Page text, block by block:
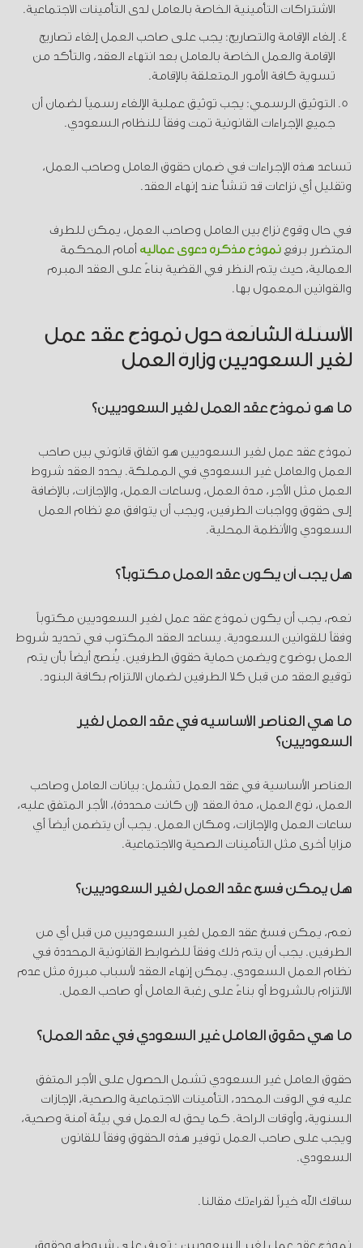
الاشتراكات التأمينية الخاصة بالعامل لدى التأمينات الاجتماعية.
إلغاء الإقامة والتصاريح: يجب على صاحب العمل إلغاء تصاريح
الإقامة والعمل الخاصة بالعامل بعد انتهاء العقد، والتأكد من
تسوية كافة الأمور المتعلقة بالإقامة.
التوثيق الرسمي: يجب توثيق عملية الإلغاء رسمياً لضمان أن
جميع الإجراءات القانونية تمت وفقاً للنظام السعودي.
تساعد هذه الإجراءات في ضمان حقوق العامل وصاحب العمل،
وتقليل أي نزاعات قد تنشأ عند إنهاء العقد.
في حال وقوع نزاع بين العامل وصاحب العمل، يمكن للطرف
المتضرر برفعنموذج مذكرة دعوى عمالية أمام المحكمة
العمالية، حيث يتم النظر في القضية بناءً على العقد المبرم
والقوانين المعمول بها.
الأسئلة الشائعة حول نموذج عقد عمل
لغير السعوديين وزارة العمل
ما هو نموذج عقد العمل لغير السعوديين؟
نموذج عقد عمل لغير السعوديين هو اتفاق قانوني بين صاحب
العمل والعامل غير السعودي في المملكة. يحدد العقد شروط
العمل مثل الأجر، مدة العمل، وساعات العمل، والإجازات، بالإضافة
إلى حقوق وواجبات الطرفين، ويجب أن يتوافق مع نظام العمل
السعودي والأنظمة المحلية.
هل يجب أن يكون عقد العمل مكتوباً؟
نعم، يجب أن يكون نموذج عقد عمل لغير السعوديين مكتوباً
وفقاً للقوانين السعودية. يساعد العقد المكتوب في تحديد شروط
العمل بوضوح ويضمن حماية حقوق الطرفين. يُنصح أيضاً بأن يتم
توقيع العقد من قبل كلا الطرفين لضمان الالتزام بكافة البنود.
ما هي العناصر الأساسية في عقد العمل لغير
السعوديين؟
العناصر الأساسية في عقد العمل تشمل: بيانات العامل وصاحب
العمل، نوع العمل، مدة العقد (إن كانت محددة)، الأجر المتفق عليه،
ساعات العمل والإجازات، ومكان العمل. يجب أن يتضمن أيضاً أي
مزايا أخرى مثل التأمينات الصحية والاجتماعية.
هل يمكن فسخ عقد العمل لغير السعوديين؟
نعم، يمكن فسخ عقد العمل لغير السعوديين من قبل أي من
الطرفين. يجب أن يتم ذلك وفقاً للضوابط القانونية المحددة في
نظام العمل السعودي. يمكن إنهاء العقد لأسباب مبررة مثل عدم
الالتزام بالشروط أو بناءً على رغبة العامل أو صاحب العمل.
ما هي حقوق العامل غير السعودي في عقد العمل؟
حقوق العامل غير السعودي تشمل الحصول على الأجر المتفق
عليه في الوقت المحدد، التأمينات الاجتماعية والصحية، الإجازات
السنوية، وأوقات الراحة. كما يحق له العمل في بيئة آمنة وصحية،
ويجب على صاحب العمل توفير هذه الحقوق وفقاً للقانون
السعودي.
ساقك الله خيراً لقراءتك مقالنا.
نموذج عقد عمل لغير السعوديين : تعرف على شروطه وحقوق